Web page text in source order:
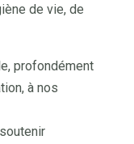
de vie, de
profondément
à nos